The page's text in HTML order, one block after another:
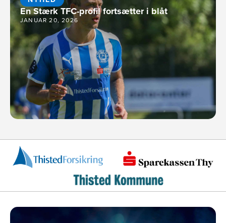
En Stærk TFC-profil fortsætter i blåt
JANUAR 20, 2026